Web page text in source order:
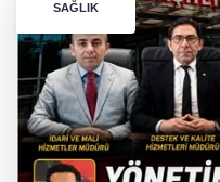
SAĞLIK